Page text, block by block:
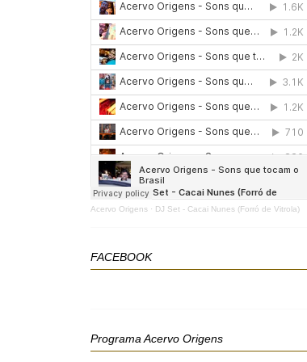
Acervo Origens · DJ Set - Cacai Nunes (Forró de Vitrola)
FACEBOOK
Programa Acervo Origens